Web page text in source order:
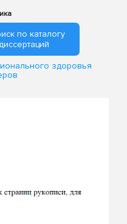
по каталогу
здоровья